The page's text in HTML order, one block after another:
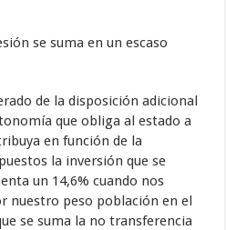
se suma en un escaso
de la disposición adicional
que obliga al estado a
en función de la
la inversión que se
un 14,6% cuando nos
nuestro peso población en el
se suma la no transferencia